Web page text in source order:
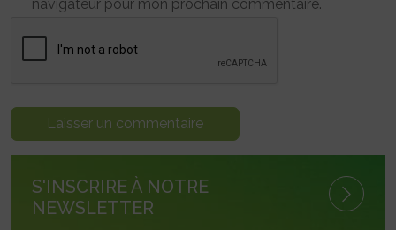
navigateur pour mon prochain commentaire.
S'INSCRIRE À NOTRE
NEWSLETTER